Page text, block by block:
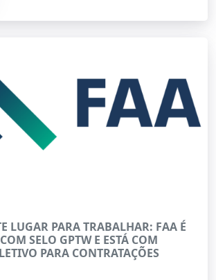
LUGAR PARA TRABALHAR: FAA É
SELO GPTW E ESTÁ COM
PARA CONTRATAÇÕES